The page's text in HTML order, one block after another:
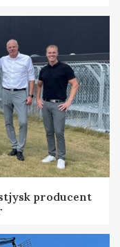
producent